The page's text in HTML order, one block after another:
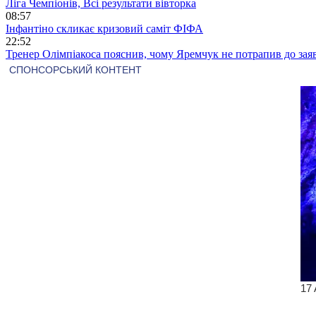
Ліга Чемпіонів, Всі результати вівторка
08:57
Інфантіно скликає кризовий саміт ФІФА
22:52
Тренер Олімпіакоса пояснив, чому Яремчук не потрапив до